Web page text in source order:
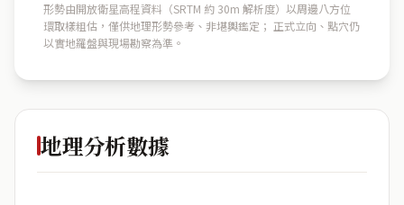
形勢由開放衛星高程資料（SRTM 約 30m 解析度）以周邊八方位
環取樣粗估，僅供地理形勢參考、非堪輿鑑定； 正式立向、點穴仍
以實地羅盤與現場勘察為準。
地理分析數據